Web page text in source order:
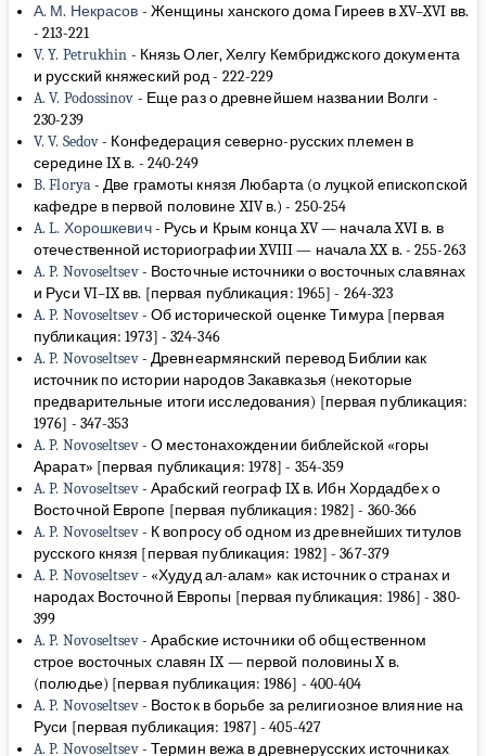
А. М. Некрасов - Женщины ханского дома Гиреев в XV–XVI вв.
- 213-221
V. Y. Petrukhin - Князь Олег, Хелгу Кембриджского документа
и русский княжеский род- 222-229
A. V. Podossinov - Еще раз о древнейшем названии Волги -
230-239
V. V. Sedov- Конфедерация северно-русских племен в
середине IX в. - 240-249
B. Florya- Две грамоты князя Любарта (о луцкой епископской
кафедре в первой половине XIV в.)- 250-254
A. L. Хорошкевич- Русь и Крым конца XV — начала XVI в. в
отечественной историографии XVIII — начала XX в. - 255-263
A. P. Novoseltsev- Восточные источники о восточных славянах
и Руси VI–IX вв. [первая публикация: 1965]- 264-323
A. P. Novoseltsev- Об исторической оценке Тимура [первая
публикация: 1973] - 324-346
A. P. Novoseltsev- Древнеармянский перевод Библии как
источник по истории народов Закавказья (некоторые
предварительные итоги исследования) [первая публикация:
1976] - 347-353
A. P. Novoseltsev- О местонахождении библейской «горы
Арарат» [первая публикация: 1978]- 354-359
A. P. Novoseltsev- Арабский географ IX в. Ибн Хордадбех о
Восточной Европе [первая публикация: 1982]- 360-366
A. P. Novoseltsev- К вопросу об одном из древнейших титулов
русского князя [первая публикация: 1982]- 367-379
A. P. Novoseltsev- «Худуд ал-алам» как источник о странах и
народах Восточной Европы [первая публикация: 1986]- 380-
399
A. P. Novoseltsev- Арабские источники об общественном
строе восточных славян IX — первой половины X в.
(полюдье) [первая публикация: 1986] - 400-404
A. P. Novoseltsev- Восток в борьбе за религиозное влияние на
Руси [первая публикация: 1987]- 405-427
A. P. Novoseltsev- Термин вежа в древнерусских источниках